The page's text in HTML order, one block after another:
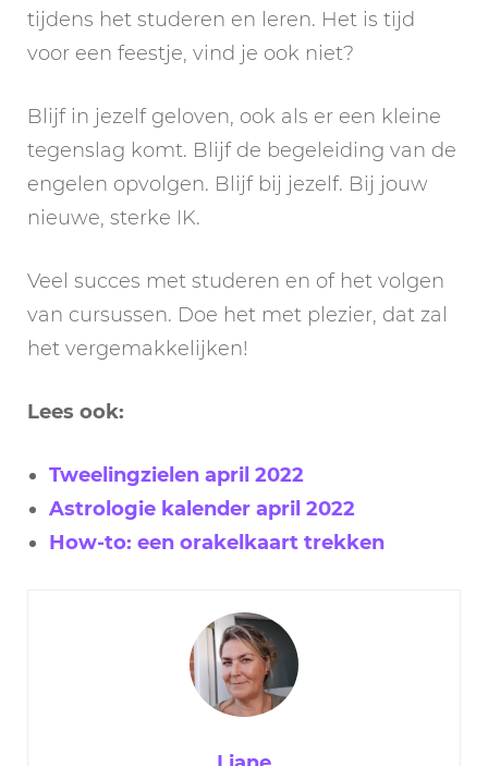
tijdens het studeren en leren. Het is tijd
voor een feestje, vind je ook niet?
Blijf in jezelf geloven, ook als er een kleine
tegenslag komt. Blijf de begeleiding van de
engelen opvolgen. Blijf bij jezelf. Bij jouw
nieuwe, sterke IK.
Veel succes met studeren en of het volgen
van cursussen. Doe het met plezier, dat zal
het vergemakkelijken!
Lees ook:
Tweelingzielen april 2022
Astrologie kalender april 2022
How-to: een orakelkaart trekken